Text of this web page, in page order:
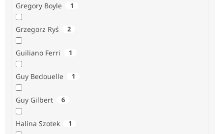
Gregory Boyle 1
Grzegorz Ryś 2
Guiliano Ferri 1
Guy Bedouelle 1
Guy Gilbert 6
Halina Szotek 1